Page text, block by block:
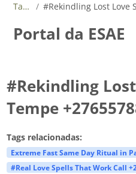
Tags
Portal da ESAE
#Rekindling
Tempe
Tags relacionadas:
Extreme Fast Same Day Ritual in
#Real Love Spells That Work Call